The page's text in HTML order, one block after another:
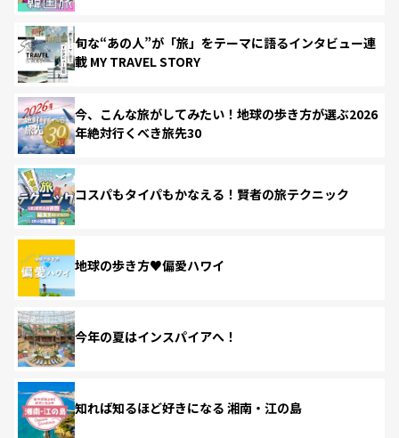
旬な“あの人”が「旅」をテーマに語るインタビュー連
載 MY TRAVEL STORY
今、こんな旅がしてみたい！地球の歩き方が選ぶ2026
年絶対行くべき旅先30
コスパもタイパもかなえる！賢者の旅テクニック
地球の歩き方♥偏愛ハワイ
今年の夏はインスパイアへ！
知れば知るほど好きになる 湘南・江の島